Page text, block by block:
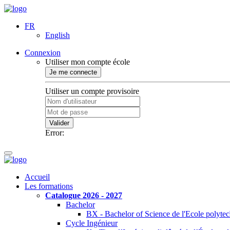
FR
English
Connexion
Utiliser mon compte école
Je me connecte
Utiliser un compte provisoire
Valider
Error:
Accueil
Les formations
Catalogue 2026 - 2027
Bachelor
BX - Bachelor of Science de l'Ecole
Cycle Ingénieur